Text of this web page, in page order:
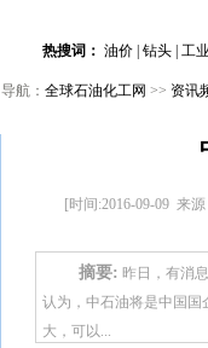
热搜词： 油价 钻头 工
导航： 全球石油化工网 >> 资讯
[时间:2016-09-09 来
摘要: 昨日，有消
认为，中石油将是中国
大，可以...